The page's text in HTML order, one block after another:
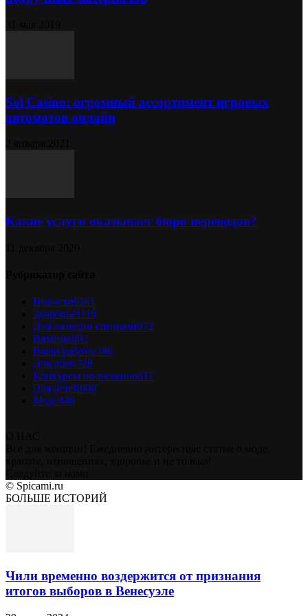
Sol Сasino: огромный ассортимент игровых
автоматов онлайн
Какие услуги оказывает бюро переводов?
Новости9561
Здоровье1118
Для женщин спицами972
Вязание802
Ваши работы786
Для дома728
Конкурсы по вязанию617
Для детей606
Мода448
© Spicami.ru
БОЛЬШЕ ИСТОРИЙ
Чили временно воздержится от признания
итогов выборов в Венесуэле